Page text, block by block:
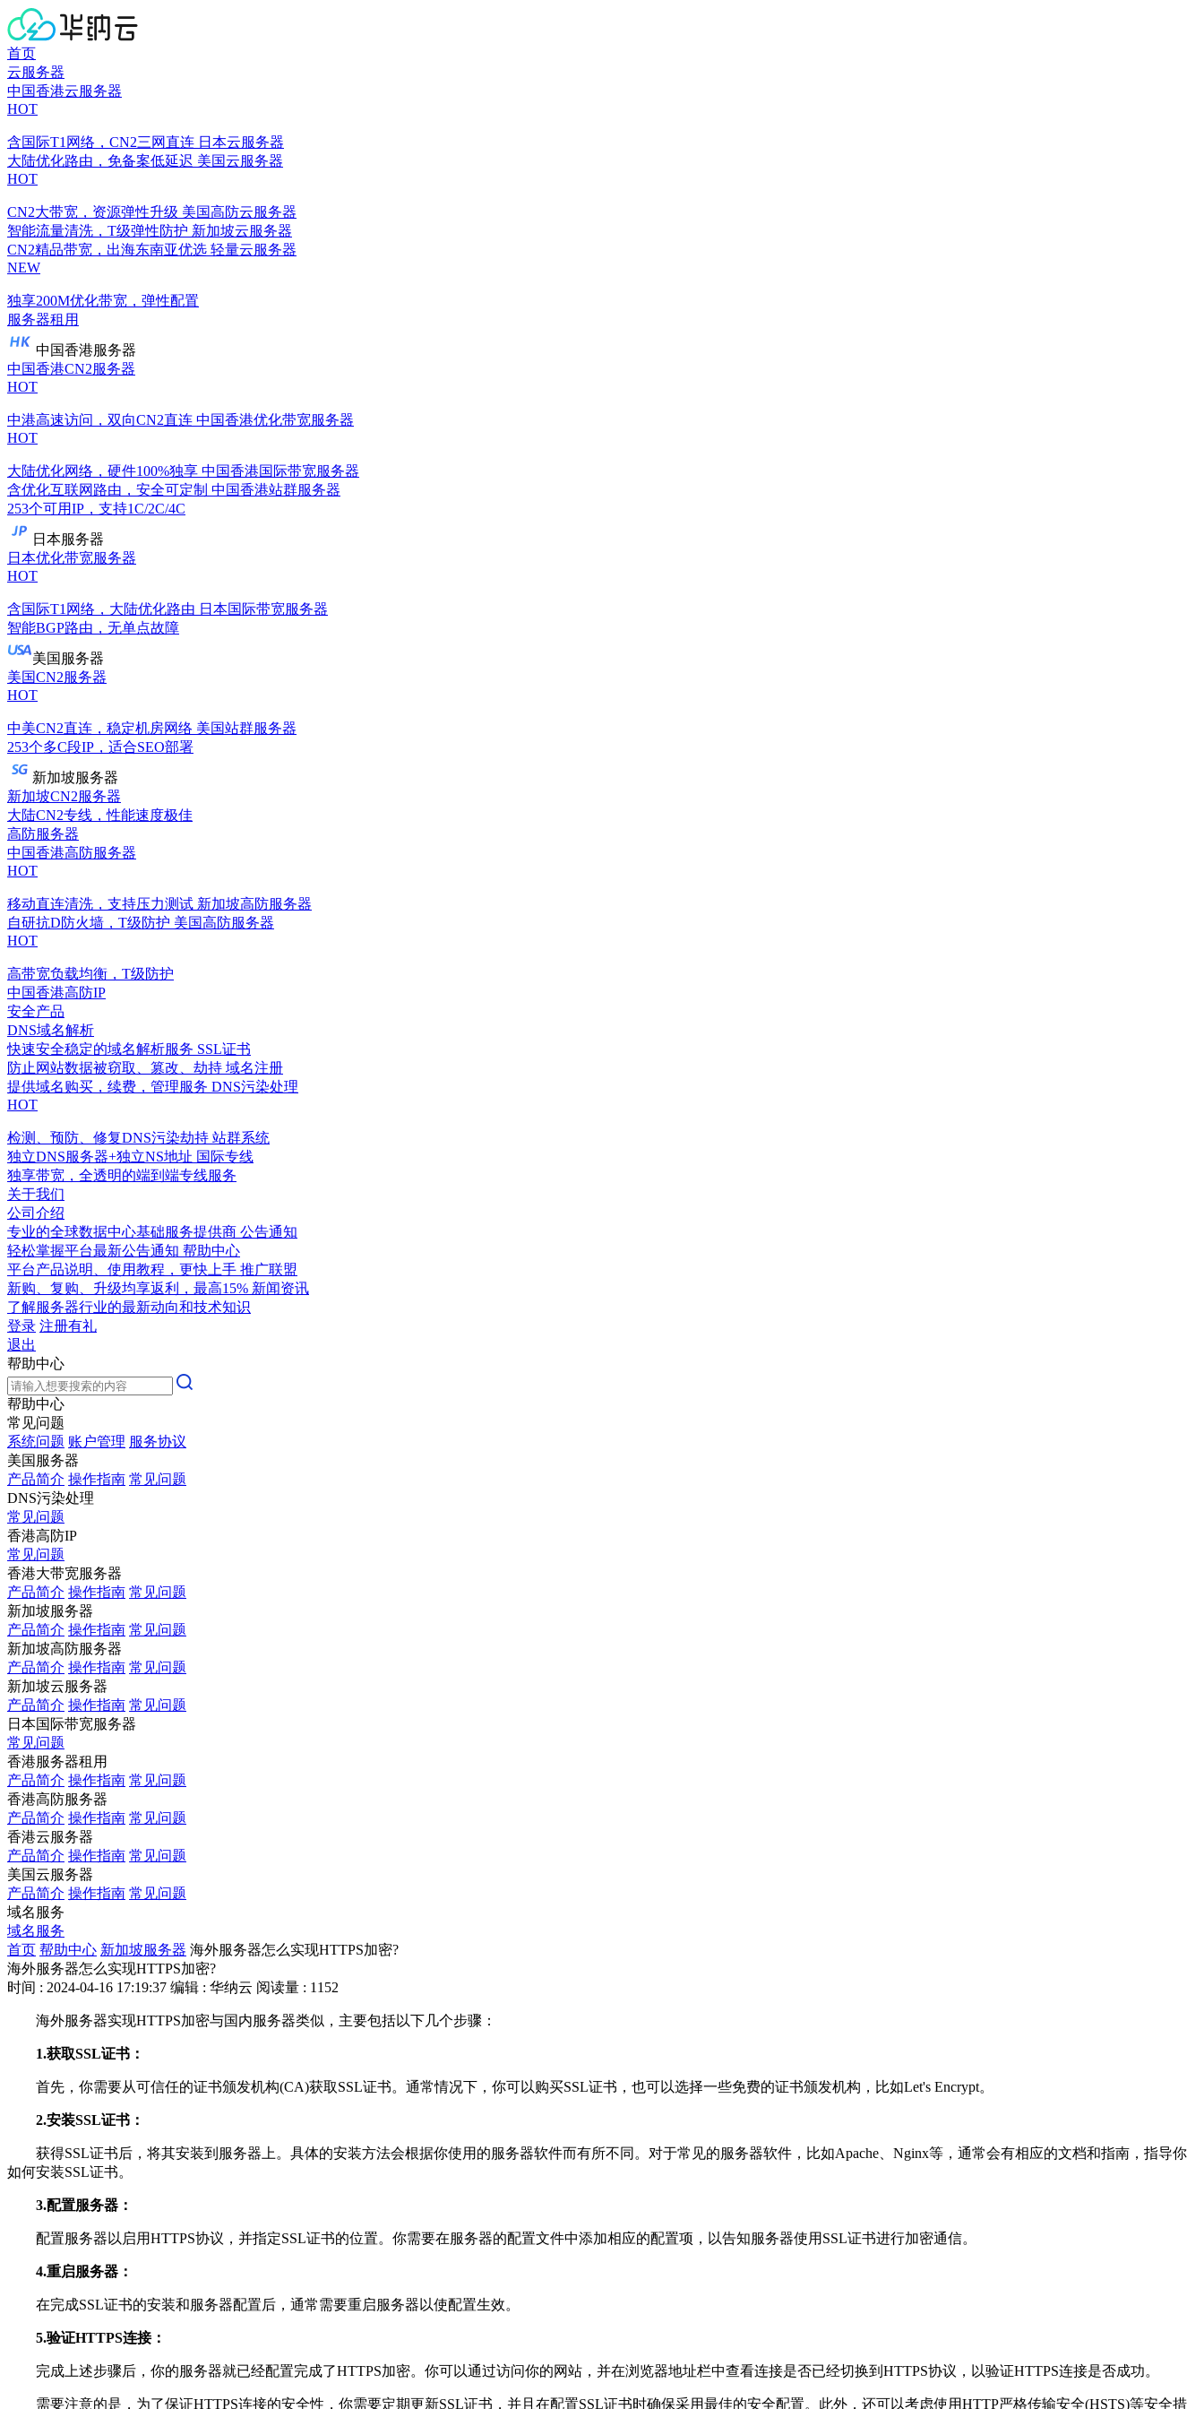
首页
云服务器
中国香港云服务器
HOT
含国际T1网络，CN2三网直连 日本云服务器
大陆优化路由，免备案低延迟 美国云服务器
HOT
CN2大带宽，资源弹性升级 美国高防云服务器
智能流量清洗，T级弹性防护 新加坡云服务器
CN2精品带宽，出海东南亚优选 轻量云服务器
NEW
独享200M优化带宽，弹性配置
服务器租用
中国香港服务器
中国香港CN2服务器
HOT
中港高速访问，双向CN2直连 中国香港优化带宽服务器
HOT
大陆优化网络，硬件100%独享 中国香港国际带宽服务器
含优化互联网路由，安全可定制 中国香港站群服务器
253个可用IP，支持1C/2C/4C
日本服务器
日本优化带宽服务器
HOT
含国际T1网络，大陆优化路由 日本国际带宽服务器
智能BGP路由，无单点故障
美国服务器
美国CN2服务器
HOT
中美CN2直连，稳定机房网络 美国站群服务器
253个多C段IP，适合SEO部署
新加坡服务器
新加坡CN2服务器
大陆CN2专线，性能速度极佳
高防服务器
中国香港高防服务器
HOT
移动直连清洗，支持压力测试 新加坡高防服务器
自研抗D防火墙，T级防护 美国高防服务器
HOT
高带宽负载均衡，T级防护
中国香港高防IP
安全产品
DNS域名解析
快速安全稳定的域名解析服务 SSL证书
防止网站数据被窃取、篡改、劫持 域名注册
提供域名购买，续费，管理服务 DNS污染处理
HOT
检测、预防、修复DNS污染劫持 站群系统
独立DNS服务器+独立NS地址 国际专线
独享带宽，全透明的端到端专线服务
关于我们
公司介绍
专业的全球数据中心基础服务提供商 公告通知
轻松掌握平台最新公告通知 帮助中心
平台产品说明、使用教程，更快上手 推广联盟
新购、复购、升级均享返利，最高15% 新闻资讯
了解服务器行业的最新动向和技术知识
登录 注册有礼
退出
帮助中心
帮助中心
常见问题
系统问题 账户管理 服务协议
美国服务器
产品简介 操作指南 常见问题
DNS污染处理
常见问题
香港高防IP
常见问题
香港大带宽服务器
产品简介 操作指南 常见问题
新加坡服务器
产品简介 操作指南 常见问题
新加坡高防服务器
产品简介 操作指南 常见问题
新加坡云服务器
产品简介 操作指南 常见问题
日本国际带宽服务器
常见问题
香港服务器租用
产品简介 操作指南 常见问题
香港高防服务器
产品简介 操作指南 常见问题
香港云服务器
产品简介 操作指南 常见问题
美国云服务器
产品简介 操作指南 常见问题
域名服务
域名服务
首页 帮助中心 新加坡服务器 海外服务器怎么实现HTTPS加密?
海外服务器怎么实现HTTPS加密?
时间 : 2024-04-16 17:19:37 编辑 : 华纳云 阅读量 : 1152
海外服务器实现HTTPS加密与国内服务器类似，主要包括以下几个步骤：
1.获取SSL证书：
首先，你需要从可信任的证书颁发机构(CA)获取SSL证书。通常情况下，你可以购买SSL证书，也可以选择一些免费的证书颁发机构，比如Let's Encrypt。
2.安装SSL证书：
获得SSL证书后，将其安装到服务器上。具体的安装方法会根据你使用的服务器软件而有所不同。对于常见的服务器软件，比如Apache、Nginx等，通常会有相应的文档和指南，指导你
如何安装SSL证书。
3.配置服务器：
配置服务器以启用HTTPS协议，并指定SSL证书的位置。你需要在服务器的配置文件中添加相应的配置项，以告知服务器使用SSL证书进行加密通信。
4.重启服务器：
在完成SSL证书的安装和服务器配置后，通常需要重启服务器以使配置生效。
5.验证HTTPS连接：
完成上述步骤后，你的服务器就已经配置完成了HTTPS加密。你可以通过访问你的网站，并在浏览器地址栏中查看连接是否已经切换到HTTPS协议，以验证HTTPS连接是否成功。
需要注意的是，为了保证HTTPS连接的安全性，你需要定期更新SSL证书，并且在配置SSL证书时确保采用最佳的安全配置。此外，还可以考虑使用HTTP严格传输安全(HSTS)等安全措